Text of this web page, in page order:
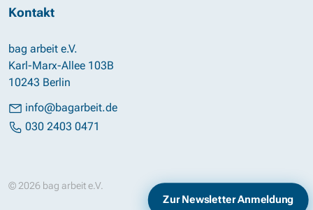
Kontakt
bag arbeit e.V.
Karl-Marx-Allee 103B
10243 Berlin
info@bagarbeit.de
030 2403 0471
© 2026 bag arbeit e.V. Datenschutz
Zur Newsletter Anmeldung